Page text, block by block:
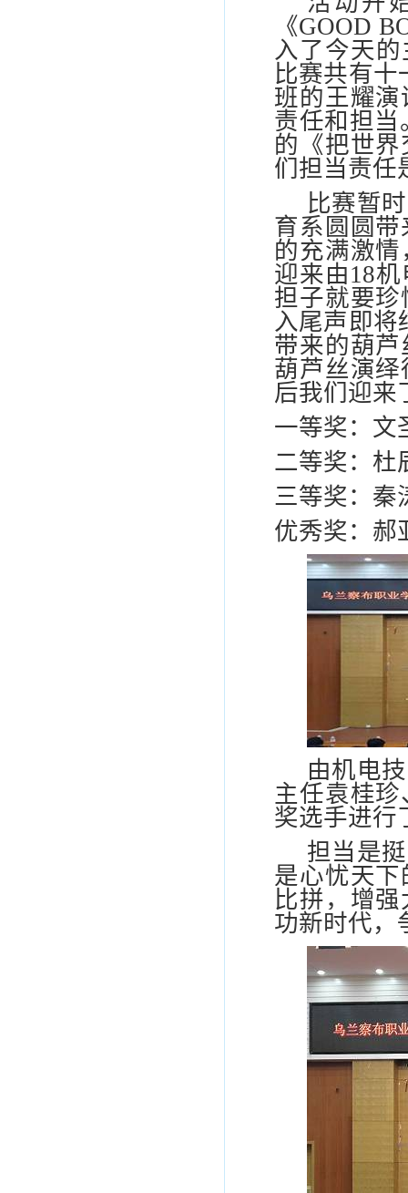
《GOOD
入了今天
比赛共有十
班的王耀
责任和担当
的《把世
们担当责任
比赛暂
育系圆圆
的充满激
迎来由18机
担子就要
入尾声即将
带来的葫
葫芦丝演
后我们迎来
一等奖：文
二等奖：杜
三等奖：秦
优秀奖：郝
由机电
主任袁桂
奖选手进行
担当是
是心忧天
比拼，增
功新时代，